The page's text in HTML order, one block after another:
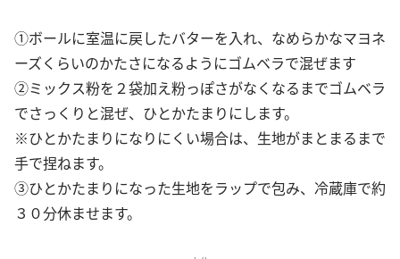
①ボールに室温に戻したバターを入れ、なめらかなマヨネ
ーズくらいのかたさになるようにゴムベラで混ぜます
②ミックス粉を２袋加え粉っぽさがなくなるまでゴムベラ
でさっくりと混ぜ、ひとかたまりにします。
※ひとかたまりになりにくい場合は、生地がまとまるまで
手で捏ねます。
③ひとかたまりになった生地をラップで包み、冷蔵庫で約
３０分休ませます。